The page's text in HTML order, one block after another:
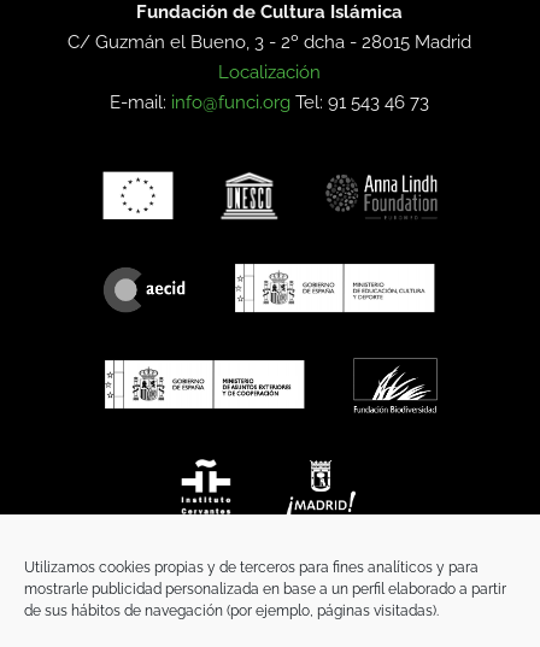
Utilizamos cookies propias y de terceros para fines analíticos y para
mostrarle publicidad personalizada en base a un perfil elaborado a partir
de sus hábitos de navegación (por ejemplo, páginas visitadas).
Fundación de Cultura Islámica
C/ Guzmán el Bueno, 3 - 2º dcha -28015 Madrid
Localización
E-mail: info@funci.org Tel: 91 543 46 73